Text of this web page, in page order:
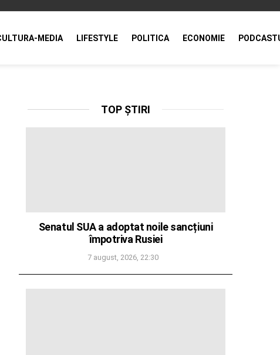
MEDIA LIFESTYLE POLITICA ECONOMIE
TOP ȘTIRI
Senatul SUA a adoptat noile sancțiuni
împotriva Rusiei
7 august, 2026, 22:30